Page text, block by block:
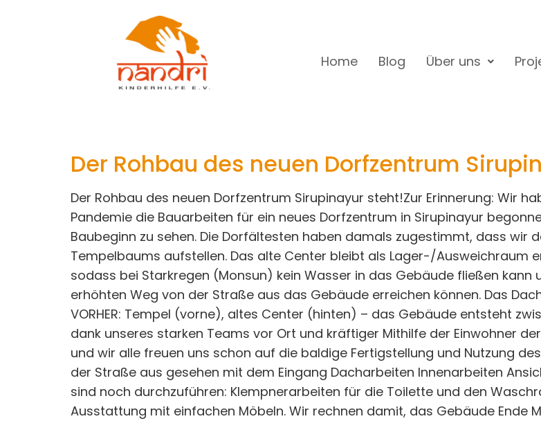
Home Blog Über uns
Der Rohbau des neuen Dorfzentrum
Der Rohbau des neuen Dorfzentrum Sirupinayur steht!Zur Erinnerung: Wir
Pandemie die Bauarbeiten für ein neues Dorfzentrum in Sirupinayur
Baubeginn zu sehen. Die Dorfältesten haben damals zugestimmt, dass wir
Tempelbaums aufstellen. Das alte Center bleibt als Lager-/Ausweichraum
sodass bei Starkregen (Monsun) kein Wasser in das Gebäude fließen kann
erhöhten Weg von der Straße aus das Gebäude erreichen können. Das
VORHER: Tempel (vorne), altes Center (hinten) – das Gebäude entsteht
dank unseres starken Teams vor Ort und kräftiger Mithilfe der Einwohner
und wir alle freuen uns schon auf die baldige Fertigstellung und Nutzung
der Straße aus gesehen mit dem Eingang Dacharbeiten Innenarbeiten
sind noch durchzuführen: Klempnerarbeiten für die Toilette und den
Ausstattung mit einfachen Möbeln. Wir rechnen damit, das Gebäude Ende